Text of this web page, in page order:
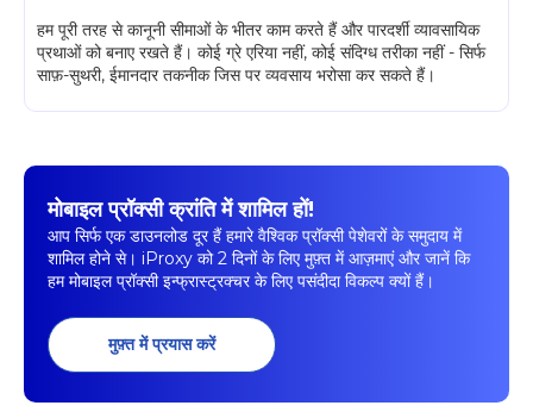
हम पूरी तरह से कानूनी सीमाओं के भीतर काम करते हैं और पारदर्शी व्यावसायिक
प्रथाओं को बनाए रखते हैं। कोई ग्रे एरिया नहीं, कोई संदिग्ध तरीका नहीं - सिर्फ
साफ़-सुथरी, ईमानदार तकनीक जिस पर व्यवसाय भरोसा कर सकते हैं।
मोबाइल प्रॉक्सी क्रांति में शामिल हों!
आप सिर्फ एक डाउनलोड दूर हैं हमारे वैश्विक प्रॉक्सी पेशेवरों के समुदाय में
शामिल होने से। iProxy को 2 दिनों के लिए मुफ़्त में आज़माएं और जानें कि
हम मोबाइल प्रॉक्सी इन्फ्रास्ट्रक्चर के लिए पसंदीदा विकल्प क्यों हैं।
मुफ़्त में प्रयास करें